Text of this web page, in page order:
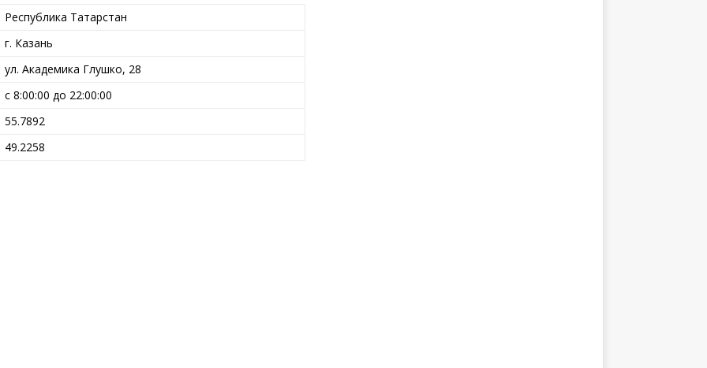
Республика Татарстан
г. Казань
ул. Академика Глушко, 28
с 8:00:00 до 22:00:00
55.7892
49.2258